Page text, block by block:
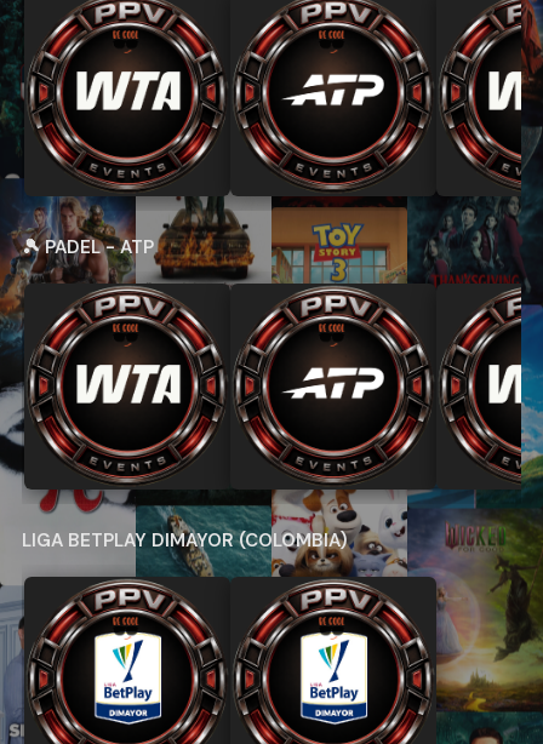
🎾 PADEL - ATP
LIGA BETPLAY DIMAYOR (COLOMBIA)